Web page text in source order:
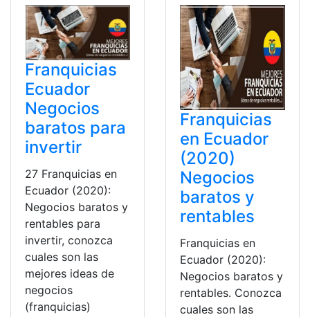
Franquicias
Ecuador
Negocios
baratos para
invertir
27 Franquicias en
Ecuador (2020):
Negocios baratos y
rentables para
invertir, conozca
cuales son las
mejores ideas de
negocios
(franquicias)
Franquicias
en Ecuador
(2020)
Negocios
baratos y
rentables
Franquicias en
Ecuador (2020):
Negocios baratos y
rentables. Conozca
cuales son las